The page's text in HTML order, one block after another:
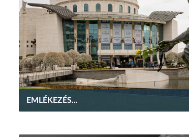
EMLÉKEZÉS...